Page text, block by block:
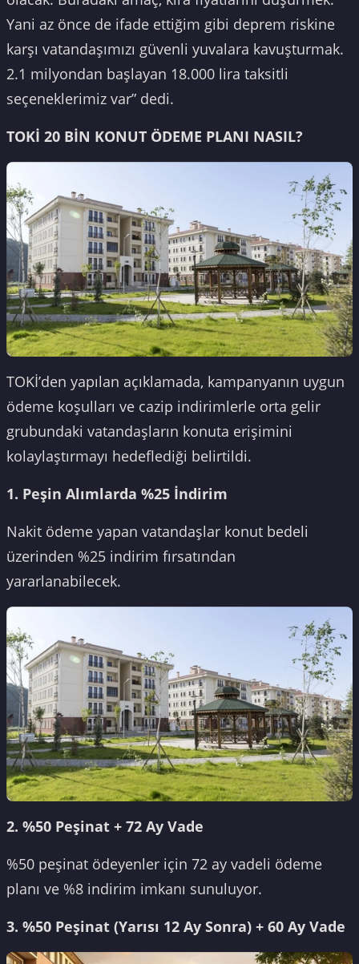
Yani az önce de ifade ettiğim gibi deprem riskine
karşı vatandaşımızı güvenli yuvalara kavuşturmak.
2.1 milyondan başlayan 18.000 lira taksitli
seçeneklerimiz var” dedi.
TOKİ 20 BİN KONUT ÖDEME PLANI NASIL?
TOKİ’den yapılan açıklamada, kampanyanın uygun
ödeme koşulları ve cazip indirimlerle orta gelir
grubundaki vatandaşların konuta erişimini
kolaylaştırmayı hedeflediği belirtildi.
1. Peşin Alımlarda %25 İndirim
Nakit ödeme yapan vatandaşlar konut bedeli
üzerinden %25 indirim fırsatından
yararlanabilecek.
2. %50 Peşinat + 72 Ay Vade
%50 peşinat ödeyenler için 72 ay vadeli ödeme
planı ve %8 indirim imkanı sunuluyor.
3. %50 Peşinat (Yarısı 12 Ay Sonra) + 60 Ay Vade